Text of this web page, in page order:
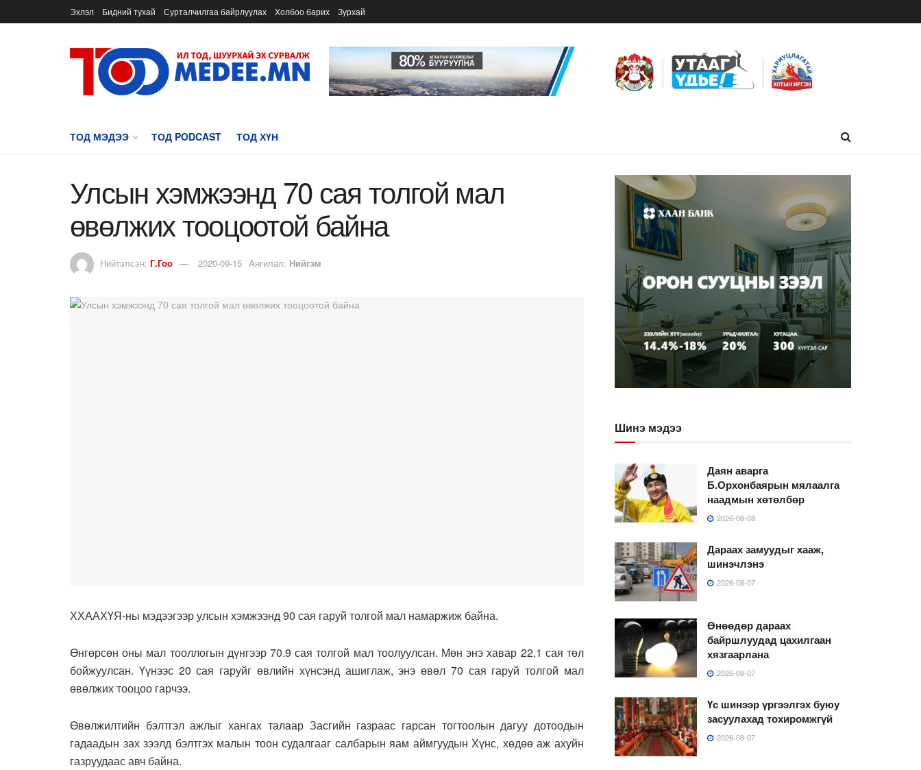
Эхлэл Бидний тухай Сурталчилгаа байрлуулах Холбоо барих Зурхай
ТОД МЭДЭЭ ТОД PODCAST ТОД ХҮН
Улсын хэмжээнд 70 сая толгой мал
өвөлжих тооцоотой байна
Нийтэлсэн: Г.Гоо 2020-09-15 Ангилал: Нийгэм
ХХААХҮЯ-ны мэдээгээр улсын хэмжээнд 90 сая гаруй толгой мал намаржиж байна.
Өнгөрсөн оны мал тооллогын дүнгээр 70.9 сая толгой мал тоолуулсан. Мөн энэ хавар 22.1 сая төл
бойжуулсан. Үүнээс 20 сая гаруйг өвлийн хүнсэнд ашиглаж, энэ өвөл 70 сая гаруй толгой мал
өвөлжих тооцоо гарчээ.
Өвөлжилтийн бэлтгэл ажлыг хангах талаар Засгийн газраас гарсан тогтоолын дагуу дотоодын
гадаадын зах зээлд бэлтгэх малын тоон судалгааг салбарын яам аймгуудын Хүнс, хөдөө аж ахуйн
газруудаас авч байна.
Шинэ мэдээ
Даян аварга
Б.Орхонбаярын мялаалга
наадмын хөтөлбөр
2026-08-08
Дараах замуудыг хааж,
шинэчлэнэ
2026-08-07
Өнөөдөр дараах
байршлуудад цахилгаан
хязгаарлана
2026-08-07
Үс шинээр үргээлгэх буюу
засуулахад тохиромжгүй
2026-08-07